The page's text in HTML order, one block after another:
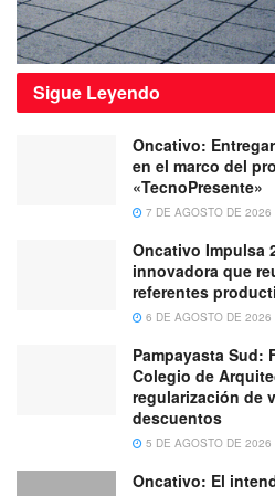
Sigue Leyendo
Oncativo:
en el marco del
«TecnoPresente»
7 DE AGOSTO DE 2026
Oncativo Impulsa
innovadora que
referentes
6 DE AGOSTO DE 2026
Pampayasta Sud:
Colegio de
regularización de
descuentos
5 DE AGOSTO DE 2026
Oncativo: El